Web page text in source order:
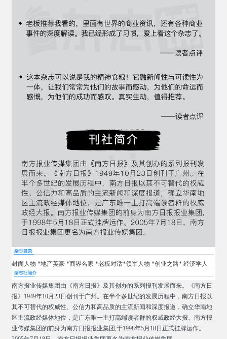
封面人物 *地产英豪 *商界名家 *老板对话*领军人物 *创业之路*经济学人
南方报业传媒集团由《南方日报》及其创办的系列报刊发展而来。《南方日
报》1949年10月23日创刊于广州。在半个多世纪的发展历程中，南方日报以
其不可替代的权威性、公信力和高品质的主流新闻和深度报道，确立华南地
区主流政经媒体地位，是广东唯一主打高端读者群的权威政经大报。南方报
业传媒集团的前身为南方日报报业集团,于1998年5月18日正式挂牌运作。